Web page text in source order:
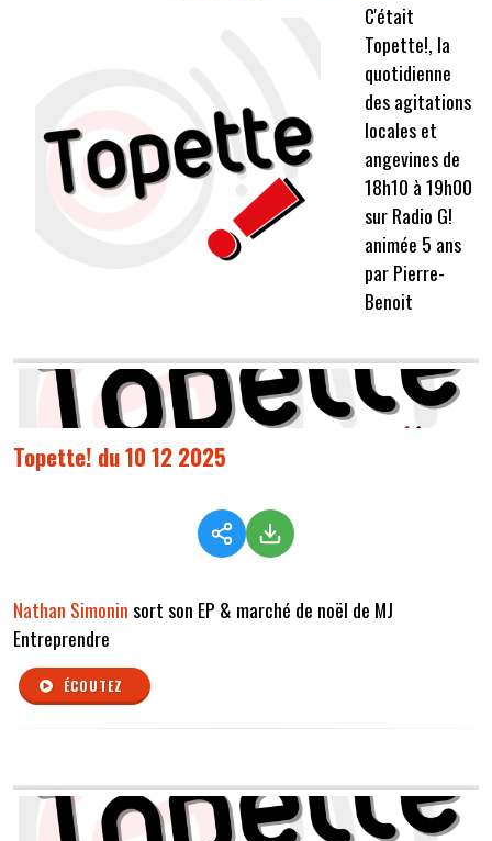
C'était
Topette!, la
quotidienne
des agitations
locales et
angevines de
18h10 à 19h00
sur Radio G!
animée 5 ans
par Pierre-
Benoit
Topette! du 10 12 2025
Nathan Simoninsort son EP & marché de noël de MJ
Entreprendre
ÉCOUTEZ